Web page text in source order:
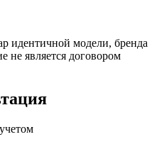
идентичной модели, бренда
не является договором